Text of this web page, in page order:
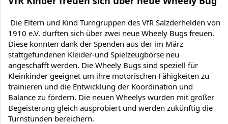
Die Eltern und Kind Turngruppen des VfR Salzderhelden von
1910 e.V. durften sich über zwei neue Wheely Bugs freuen.
Diese konnten dank der Spenden aus der im März
stattgefundenen Kleider-und Spielzeugbörse neu
angeschafft werden. Die Wheely Bugs sind speziell für
Kleinkinder geeignet um ihre motorischen Fähigkeiten zu
trainieren und die Entwicklung der Koordination und
Balance zu fördern. Die neuen Wheelys wurden mit großer
Begeisterung gleich ausprobiert und werden zukünftig die
Turnstunden bereichern.